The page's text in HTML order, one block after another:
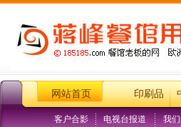
网站首页 印刷品
客户合影 电视台报道 我